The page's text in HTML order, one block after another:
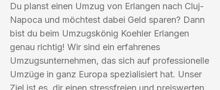
Du planst einen Umzug von Erlangen nach Cluj-
Napoca und möchtest dabei Geld sparen? Dann
bist du beim Umzugskönig Koehler Erlangen
genau richtig! Wir sind ein erfahrenes
Umzugsunternehmen, das sich auf professionelle
Umzüge in ganz Europa spezialisiert hat. Unser
Ziel ist es, dir einen stressfreien und preiswerten